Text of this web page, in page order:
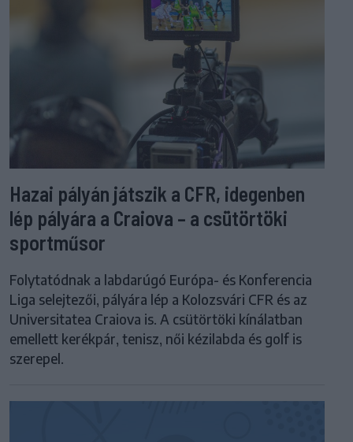
Hazai pályán játszik a CFR, idegenben
lép pályára a Craiova – a csütörtöki
sportműsor
Folytatódnak a labdarúgó Európa- és Konferencia
Liga selejtezői, pályára lép a Kolozsvári CFR és az
Universitatea Craiova is. A csütörtöki kínálatban
emellett kerékpár, tenisz, női kézilabda és golf is
szerepel.